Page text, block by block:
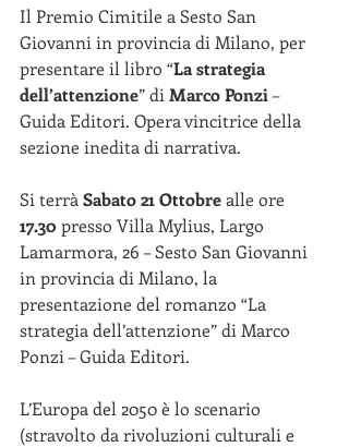
Il Premio Cimitile a Sesto San
Giovanni in provincia di Milano, per
presentare il libro “La strategia
dell’attenzione” di Marco Ponzi –
Guida Editori. Opera vincitrice della
sezione inedita di narrativa.
Si terrà Sabato 21 Ottobre alle ore
17.30 presso Villa Mylius, Largo
Lamarmora, 26 – Sesto San Giovanni
in provincia di Milano, la
presentazione del romanzo “La
strategia dell’attenzione” di Marco
Ponzi – Guida Editori.
L’Europa del 2050 è lo scenario
(stravolto da rivoluzioni culturali e